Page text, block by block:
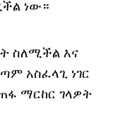
ነው።
ስለሚችል እና
አስፈላጊ ነገር
ማርከር ገላዎት